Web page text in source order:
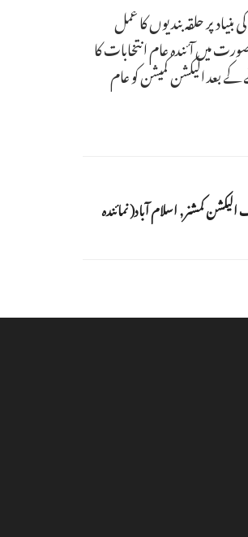
خط کے مطابق الیکشن کمیشن نے آئندہ انتخابات کے لئے 2017 کی مردم شماری کی بنیاد پر حلقہ بندیوں کا عمل
میں آئندہ عام انتخابات کا
کے بعد الیکشن کمیشن کو عام
کمشنر, اسلام آباد( نمائندہ